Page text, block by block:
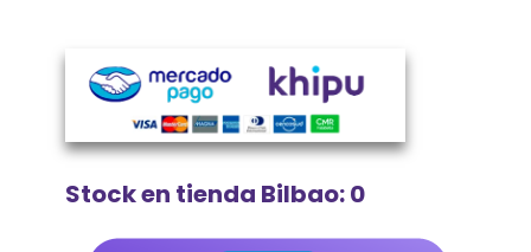
Stock en tienda Bilbao: 0